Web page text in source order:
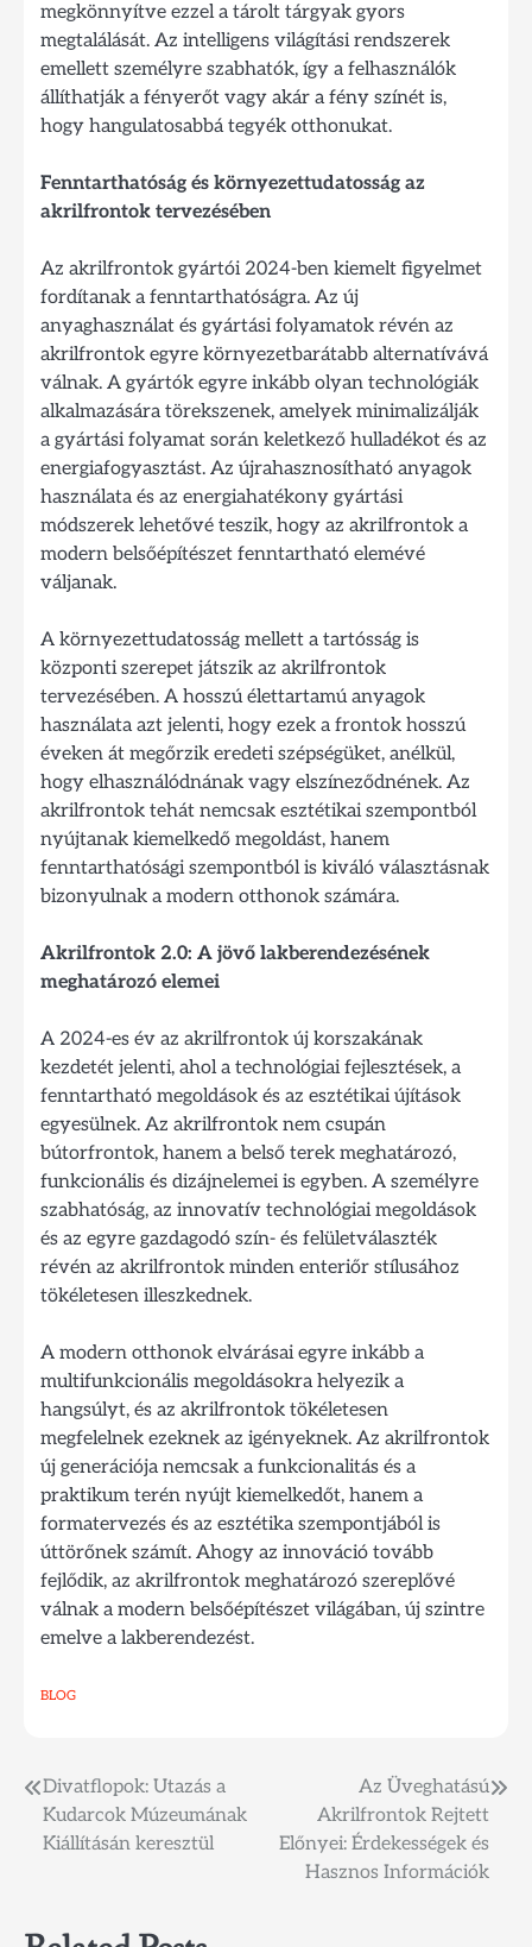
megkönnyítve ezzel a tárolt tárgyak gyors
megtalálását. Az intelligens világítási rendszerek
emellett személyre szabhatók, így a felhasználók
állíthatják a fényerőt vagy akár a fény színét is,
hogy hangulatosabbá tegyék otthonukat.
Fenntarthatóság és környezettudatosság az
akrilfrontok tervezésében
Az akrilfrontok gyártói 2024-ben kiemelt figyelmet
fordítanak a fenntarthatóságra. Az új
anyaghasználat és gyártási folyamatok révén az
akrilfrontok egyre környezetbarátabb alternatívává
válnak. A gyártók egyre inkább olyan technológiák
alkalmazására törekszenek, amelyek minimalizálják
a gyártási folyamat során keletkező hulladékot és az
energiafogyasztást. Az újrahasznosítható anyagok
használata és az energiahatékony gyártási
módszerek lehetővé teszik, hogy az akrilfrontok a
modern belsőépítészet fenntartható elemévé
váljanak.
A környezettudatosság mellett a tartósság is
központi szerepet játszik az akrilfrontok
tervezésében. A hosszú élettartamú anyagok
használata azt jelenti, hogy ezek a frontok hosszú
éveken át megőrzik eredeti szépségüket, anélkül,
hogy elhasználódnának vagy elszíneződnének. Az
akrilfrontok tehát nemcsak esztétikai szempontból
nyújtanak kiemelkedő megoldást, hanem
fenntarthatósági szempontból is kiváló választásnak
bizonyulnak a modern otthonok számára.
Akrilfrontok 2.0: A jövő lakberendezésének
meghatározó elemei
A 2024-es év az akrilfrontok új korszakának
kezdetét jelenti, ahol a technológiai fejlesztések, a
fenntartható megoldások és az esztétikai újítások
egyesülnek. Az akrilfrontok nem csupán
bútorfrontok, hanem a belső terek meghatározó,
funkcionális és dizájnelemei is egyben. A személyre
szabhatóság, az innovatív technológiai megoldások
és az egyre gazdagodó szín- és felületválaszték
révén az akrilfrontok minden enteriőr stílusához
tökéletesen illeszkednek.
A modern otthonok elvárásai egyre inkább a
multifunkcionális megoldásokra helyezik a
hangsúlyt, és az akrilfrontok tökéletesen
megfelelnek ezeknek az igényeknek. Az akrilfrontok
új generációja nemcsak a funkcionalitás és a
praktikum terén nyújt kiemelkedőt, hanem a
formatervezés és az esztétika szempontjából is
úttörőnek számít. Ahogy az innováció tovább
fejlődik, az akrilfrontok meghatározó szereplővé
válnak a modern belsőépítészet világában, új szintre
emelve a lakberendezést.
BLOG
Bejegyzés
navigáció
Divatflopok: Utazás a
Kudarcok Múzeumának
Kiállításán keresztül
Az Üveghatású
Akrilfrontok Rejtett
Előnyei: Érdekességek és
Hasznos Információk